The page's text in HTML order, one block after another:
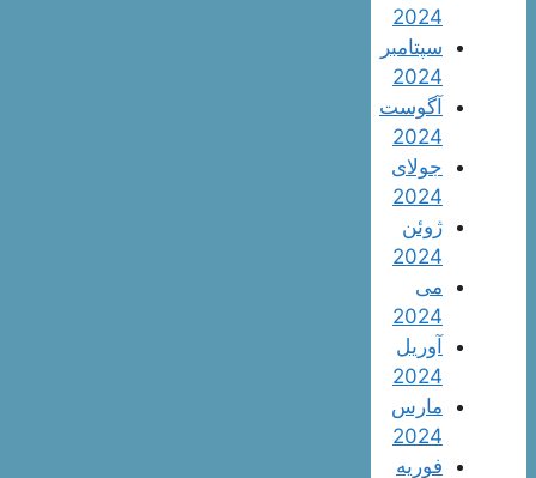
2024
سپتامبر
2024
آگوست
2024
جولای
2024
ژوئن
2024
می
2024
آوریل
2024
مارس
2024
فوریه